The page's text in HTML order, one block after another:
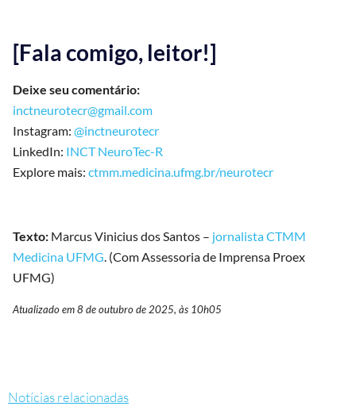
[Fala comigo, leitor!]
Deixe seu comentário:
inctneurotecr@gmail.com
Instagram: @inctneurotecr
LinkedIn: INCT NeuroTec-R
Explore mais: ctmm.medicina.ufmg.br/neurotecr
Texto: Marcus Vinicius dos Santos – jornalista CTMM
Medicina UFMG. (Com Assessoria de Imprensa Proex
UFMG)
Atualizado em 8 de outubro de 2025, às 10h05
Notícias relacionadas